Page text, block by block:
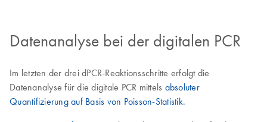
Datenanalyse bei der digitalen PCR
Im letzten der drei dPCR-Reaktionsschritte erfolgt die
Datenanalyse für die digitale PCR mittels absoluter
Quantifizierung auf Basis von Poisson-Statistik.